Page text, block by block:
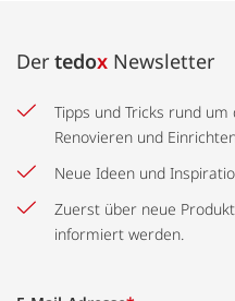
Der tedox Newsletter
Tipps und Tricks rund
Renovieren und
Neue Ideen und
Zuerst über neue
informiert werden.